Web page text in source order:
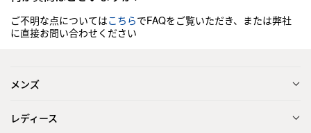
ご不明な点についてはこちらでFAQをご覧いただき、または弊社
に直接お問い合わせください
メンズ
レディース